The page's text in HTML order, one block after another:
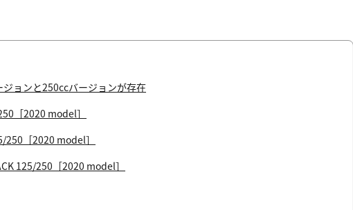
ョンと250ccバージョンが存在
［2020 model］
250［2020 model］
125/250［2020 model］